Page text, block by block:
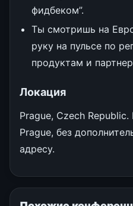
фидбеком”.
Ты смотришь на
руку на пульсе по
продуктам и
Локация
Prague, Czech
Prague, без
адресу.